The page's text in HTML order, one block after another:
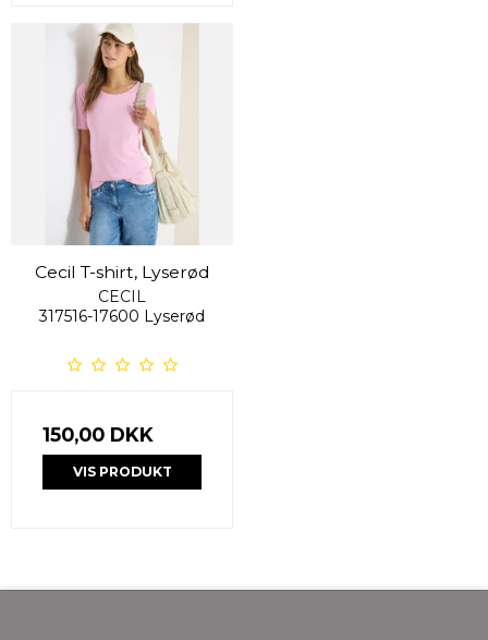
Cecil T-shirt, Lyserød
CECIL
317516-17600 Lyserød
150,00 DKK
VIS PRODUKT